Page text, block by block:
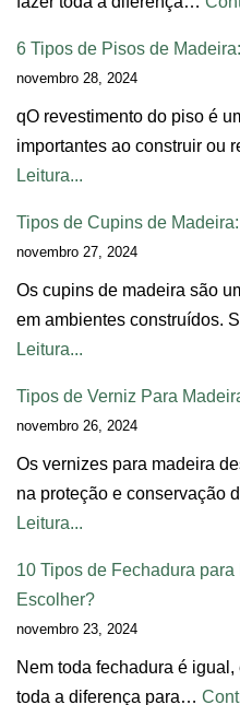
6 Tipos de Pisos de
novembro 28, 2024
qO revestimento do piso é
importantes ao construir ou
Leitura...
Tipos de Cupins de
novembro 27, 2024
Os cupins de madeira são
em ambientes construídos.
Leitura...
Tipos de Verniz Para
novembro 26, 2024
Os vernizes para madeira
na proteção e conservação
Leitura...
10 Tipos de Fechadura para
Escolher?
novembro 23, 2024
Nem toda fechadura é
toda a diferença para…